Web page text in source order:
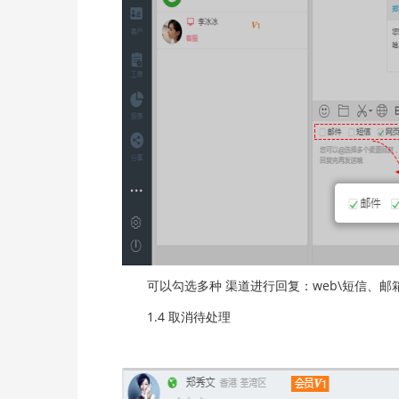
可以勾选多种 渠道进行回复：web\短信、邮
1.4 取消待处理